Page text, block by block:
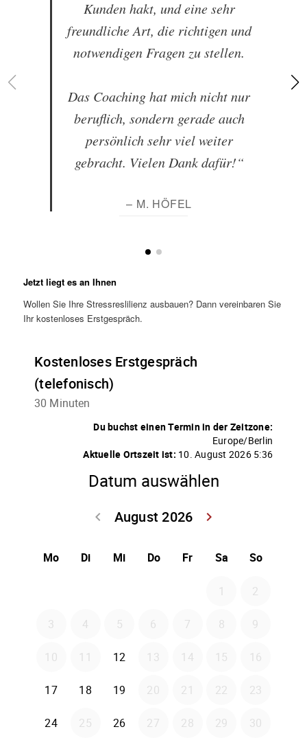
Kunden hakt, und eine sehr
freundliche Art, die richtigen und
notwendigen Fragen zu stellen.
Das Coaching hat mich nicht nur
beruflich, sondern gerade auch
persönlich sehr viel weiter
gebracht. Vielen Dank dafür!“
– M. HÖFEL
Jetzt liegt es an Ihnen
Wollen Sie Ihre Stressreslilienz ausbauen? Dann vereinbaren Sie
Ihr kostenloses Erstgespräch.